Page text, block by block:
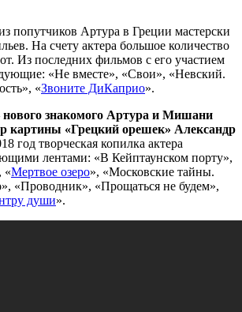
попутчиков Артура в Греции мастерски
На счету актера большое количество
Из последних фильмов с его участием
«Не вместе», «Свои», «Невский.
«Звоните ДиКаприо».
нового знакомого Артура и Мишани
картины «Грецкий орешек» Александр
год творческая копилка актера
лентами: «В Кейптаунском порту»,
«Мертвое озеро», «Московские тайны.
«Проводник», «Прощаться не будем»,
души».